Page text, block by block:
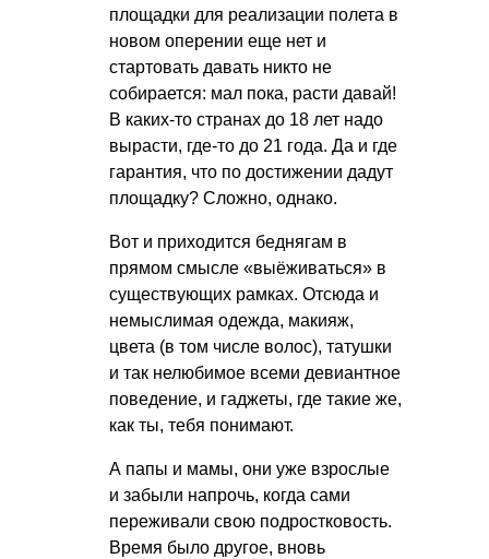
площадки для реализации полета в
новом оперении еще нет и
стартовать давать никто не
собирается: мал пока, расти давай!
В каких-то странах до 18 лет надо
вырасти, где-то до 21 года. Да и где
гарантия, что по достижении дадут
площадку? Сложно, однако.
Вот и приходится беднягам в
прямом смысле «выёживаться» в
существующих рамках. Отсюда и
немыслимая одежда, макияж,
цвета (в том числе волос), татушки
и так нелюбимое всеми девиантное
поведение, и гаджеты, где такие же,
как ты, тебя понимают.
А папы и мамы, они уже взрослые
и забыли напрочь, когда сами
переживали свою подростковость.
Время было другое, вновь